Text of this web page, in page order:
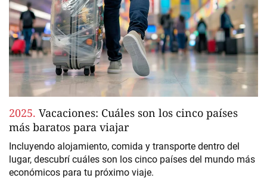
2025. Vacaciones: Cuáles son los cinco países
más baratos para viajar
Incluyendo alojamiento, comida y transporte dentro del
lugar, descubrí cuáles son los cinco países del mundo más
económicos para tu próximo viaje.